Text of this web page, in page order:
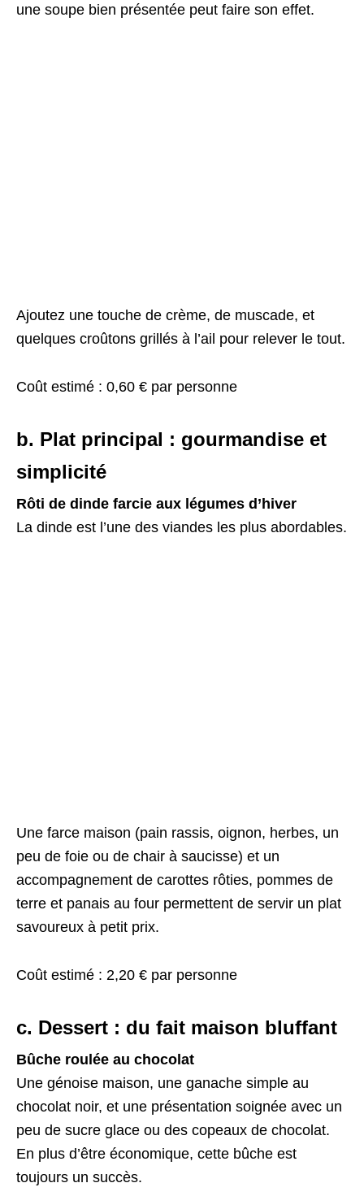
une soupe bien présentée peut faire son effet.
Ajoutez une touche de crème, de muscade, et
quelques croûtons grillés à l’ail pour relever le tout.
Coût estimé : 0,60 € par personne
b. Plat principal : gourmandise et
simplicité
Rôti de dinde farcie aux légumes d’hiver
La dinde est l’une des viandes les plus abordables.
Une farce maison (pain rassis, oignon, herbes, un
peu de foie ou de chair à saucisse) et un
accompagnement de carottes rôties, pommes de
terre et panais au four permettent de servir un plat
savoureux à petit prix.
Coût estimé : 2,20 € par personne
c. Dessert : du fait maison bluffant
Bûche roulée au chocolat
Une génoise maison, une ganache simple au
chocolat noir, et une présentation soignée avec un
peu de sucre glace ou des copeaux de chocolat.
En plus d’être économique, cette bûche est
toujours un succès.